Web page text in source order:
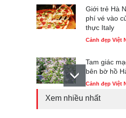
Giới trẻ Hà
phí vé vào
thực Italy
Cảnh đẹp Việt
Tam giác
bên bờ hồ
Cảnh đẹp Việt
Xem nhiều nhất